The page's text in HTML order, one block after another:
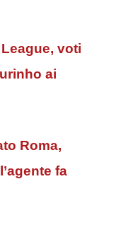
voti
ai
Roma,
fa